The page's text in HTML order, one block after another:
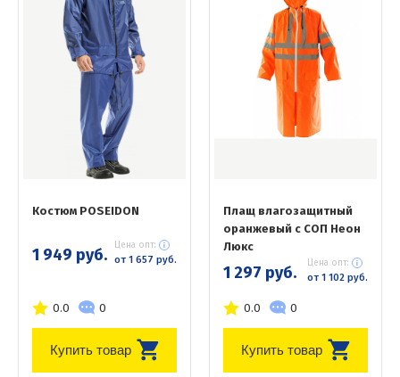
Костюм POSEIDON
1 949 руб. Цена опт:
от 1 657 руб.
0.0 0
Купить товар
Плащ влагозащитный
оранжевый с СОП Неон
Люкс
1 297 руб. Цена опт:
от 1 102 руб.
0.0 0
Купить товар